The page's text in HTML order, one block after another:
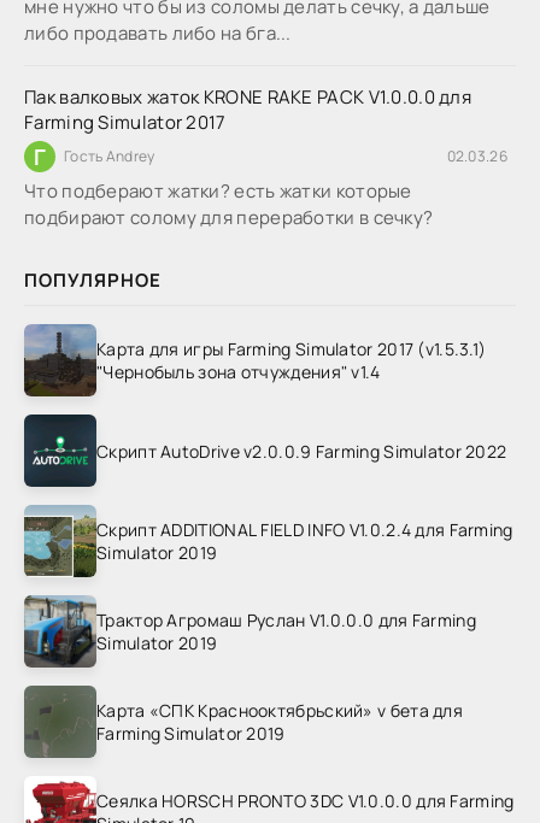
мне нужно что бы из соломы делать сечку, а дальше
либо продавать либо на бга...
Пак валковых жаток KRONE RAKE PACK V1.0.0.0 для
Farming Simulator 2017
Г Гость Andrey 02.03.26
Что подберают жатки? есть жатки которые
подбирают солому для переработки в сечку?
ПОПУЛЯРНОЕ
Карта для игры Farming Simulator 2017 (v1.5.3.1)
"Чернобыль зона отчуждения" v1.4
Скрипт AutoDrive v2.0.0.9 Farming Simulator 2022
Скрипт ADDITIONAL FIELD INFO V1.0.2.4 для Farming
Simulator 2019
Трактор Агромаш Руслан V1.0.0.0 для Farming
Simulator 2019
Карта «СПК Краснооктябрьский» v бета для
Farming Simulator 2019
Сеялка HORSCH PRONTO 3DC V1.0.0.0 для Farming